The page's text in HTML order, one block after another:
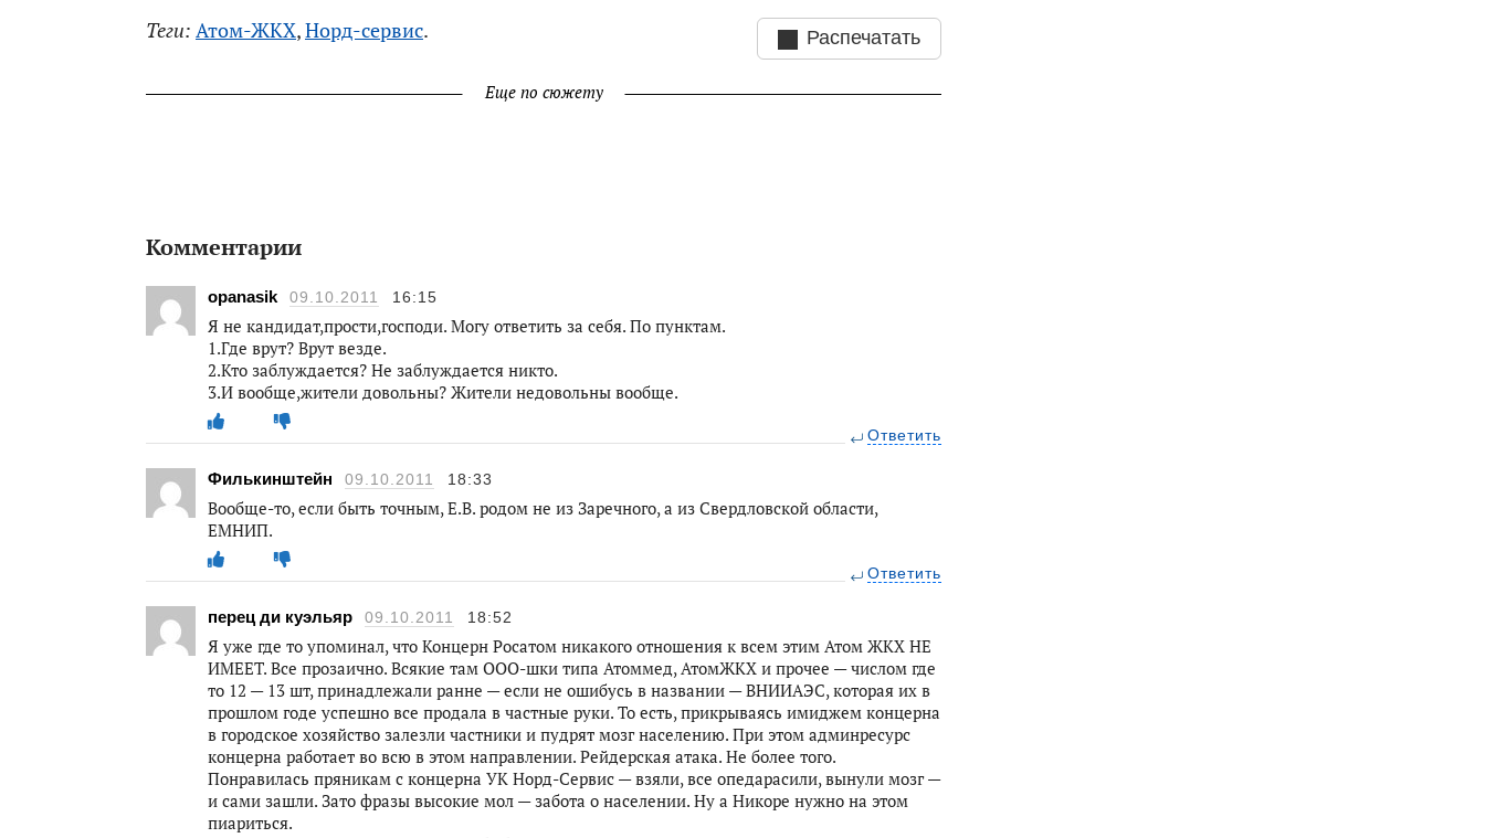
Распечатать
Теги: Атом-ЖКХ,Норд-сервис.
Еще по сюжету
Комментарии
opanasik 09.10.2011 16:15
Я не кандидат,прости,господи. Могу ответить за себя. По пунктам.
1.Где врут? Врут везде.
2.Кто заблуждается? Не заблуждается никто.
3.И вообще,жители довольны? Жители недовольны вообще.
Ответить
Филькинштейн 09.10.2011 18:33
Вообще-то, если быть точным, Е.В. родом не из Заречного, а из Свердловской области,
ЕМНИП.
Ответить
перец ди куэльяр 09.10.2011 18:52
Я уже где то упоминал, что Концерн Росатом никакого отношения к всем этим Атом ЖКХ НЕ
ИМЕЕТ. Все прозаично. Всякие там ООО-шки типа Атоммед, АтомЖКХ и прочее — числом где
то 12 — 13 шт, принадлежали ранне — если не ошибусь в названии — ВНИИАЭС, которая их в
прошлом годе успешно все продала в частные руки. То есть, прикрываясь имиджем концерна
в городское хозяйство залезли частники и пудрят мозг населению. При этом админресурс
концерна работает во всю в этом направлении. Рейдерская атака. Не более того.
Понравилась пряникам с концерна УК Норд-Сервис — взяли, все опедарасили, вынули мозг —
и сами зашли. Зато фразы высокие мол — забота о населении. Ну а Никоре нужно на этом
пиариться.